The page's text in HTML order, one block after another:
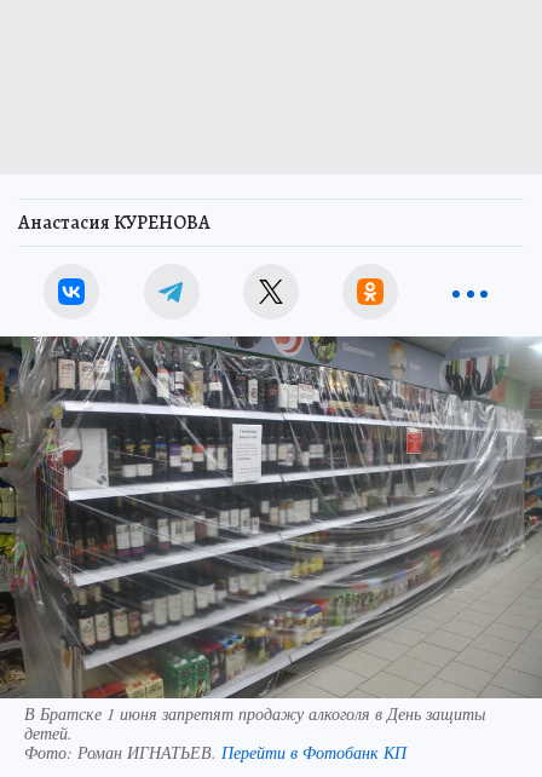
Анастасия КУРЕНОВА
В Братске 1 июня запретят продажу алкоголя в День защиты
детей.
Фото: Роман ИГНАТЬЕВ. Перейти в Фотобанк КП